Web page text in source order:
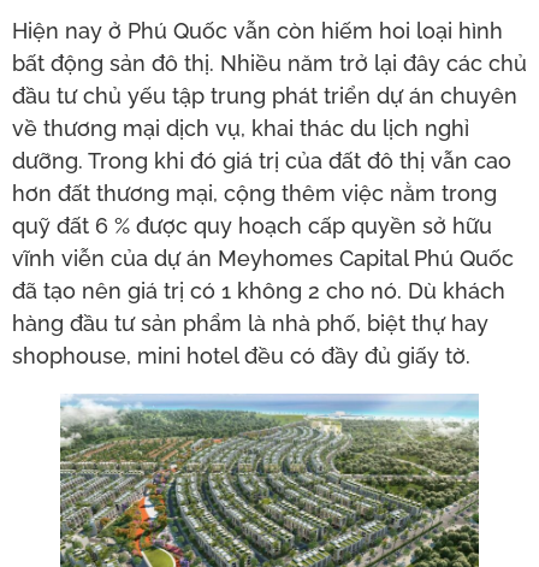
Hiện nay ở Phú Quốc vẫn còn hiếm hoi loại hình
bất động sản đô thị. Nhiều năm trở lại đây các chủ
đầu tư chủ yếu tập trung phát triển dự án chuyên
về thương mại dịch vụ, khai thác du lịch nghỉ
dưỡng. Trong khi đó giá trị của đất đô thị vẫn cao
hơn đất thương mại, cộng thêm việc nằm trong
quỹ đất 6 % được quy hoạch cấp quyền sở hữu
vĩnh viễn của dự án Meyhomes Capital Phú Quốc
đã tạo nên giá trị có 1 không 2 cho nó. Dù khách
hàng đầu tư sản phẩm là nhà phố, biệt thự hay
shophouse, mini hotel đều có đầy đủ giấy tờ.